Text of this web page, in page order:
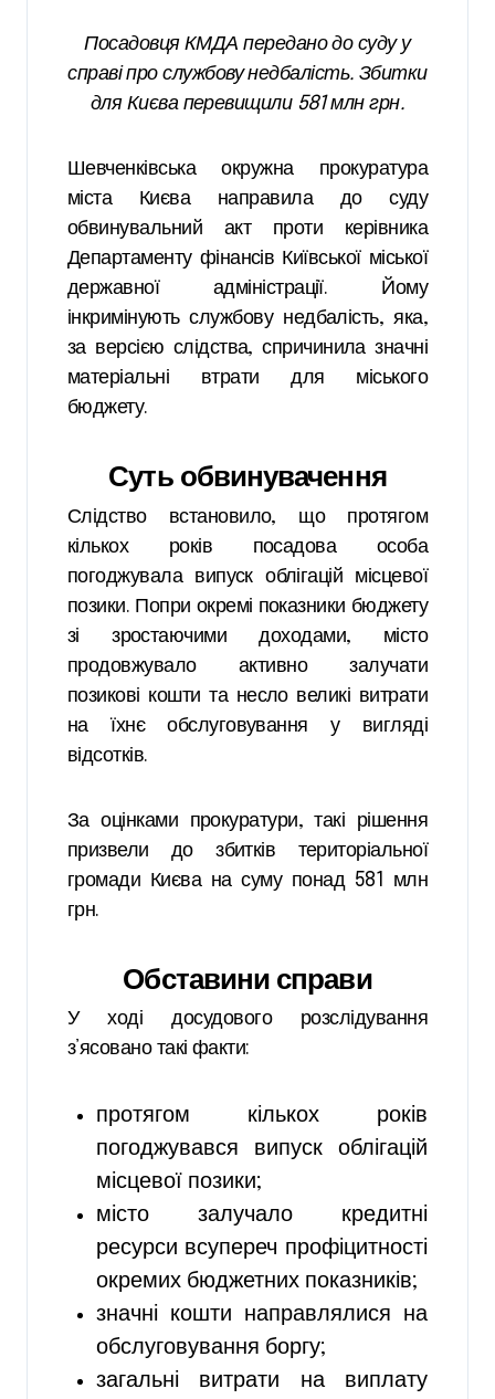
Посадовця КМДА передано до суду у
справі про службову недбалість. Збитки
для Києва перевищили 581 млн грн.
Шевченківська окружна прокуратура
міста Києва направила до суду
обвинувальний акт проти керівника
Департаменту фінансів Київської міської
державної адміністрації. Йому
інкримінують службову недбалість, яка,
за версією слідства, спричинила значні
матеріальні втрати для міського
бюджету.
Суть обвинувачення
Слідство встановило, що протягом
кількох років посадова особа
погоджувала випуск облігацій місцевої
позики. Попри окремі показники бюджету
зі зростаючими доходами, місто
продовжувало активно залучати
позикові кошти та несло великі витрати
на їхнє обслуговування у вигляді
відсотків.
За оцінками прокуратури, такі рішення
призвели до збитків територіальної
громади Києва на суму понад 581 млн
грн.
Обставини справи
У ході досудового розслідування
з’ясовано такі факти:
протягом кількох років
погоджувався випуск облігацій
місцевої позики;
місто залучало кредитні
ресурси всупереч профіцитності
окремих бюджетних показників;
значні кошти направлялися на
обслуговування боргу;
загальні витрати на виплату